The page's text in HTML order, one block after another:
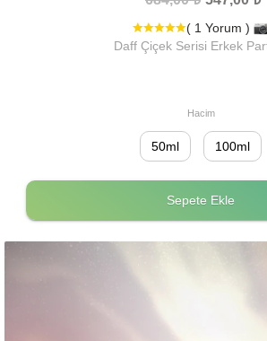
( 1 Yorum )
Daff Çiçek Serisi Erkek
Hacim
50ml 100ml
Sepete Ekle